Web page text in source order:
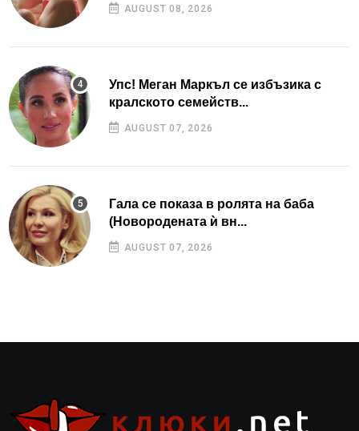
AUGUST 08, 2026
Упс! Меган Маркъл се избъзика с
кралското семейств...
AUGUST 07, 2026
Гала се показа в ролята на баба
(Новородената ѝ вн...
AUGUST 07, 2026